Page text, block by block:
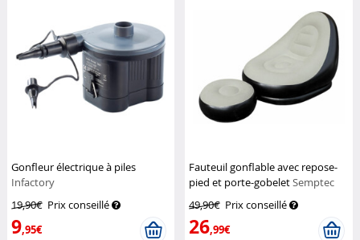
Gonfleur électrique à piles
Infactory
19,90€ Prix conseillé
9,95€
Fauteuil gonflable avec repose-
pied et porte-gobeletSemptec
49,90€ Prix conseillé
26,99€